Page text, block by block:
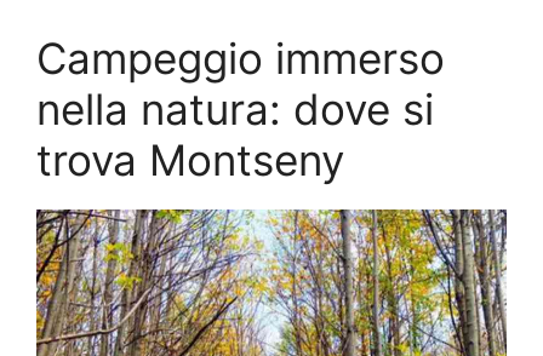
Campeggio immerso
nella natura: dove si
trova Montseny